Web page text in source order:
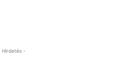
Hirdetés -